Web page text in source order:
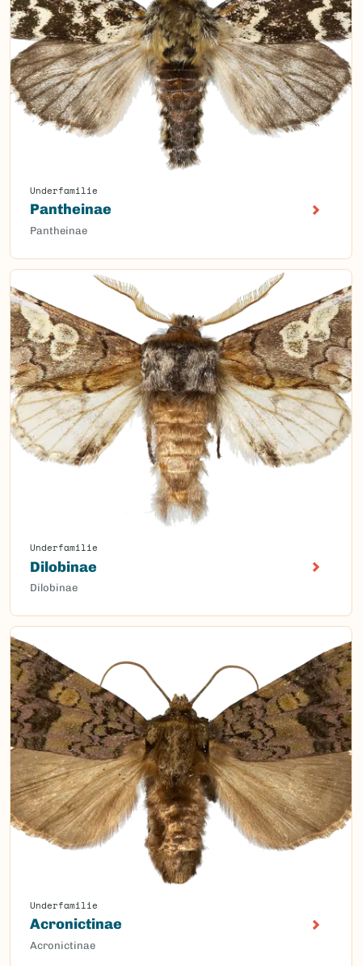
Underfamilie
Pantheinae
Pantheinae
Underfamilie
Dilobinae
Dilobinae
Underfamilie
Acronictinae
Acronictinae